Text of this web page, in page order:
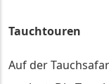
Tauchtouren
Auf der